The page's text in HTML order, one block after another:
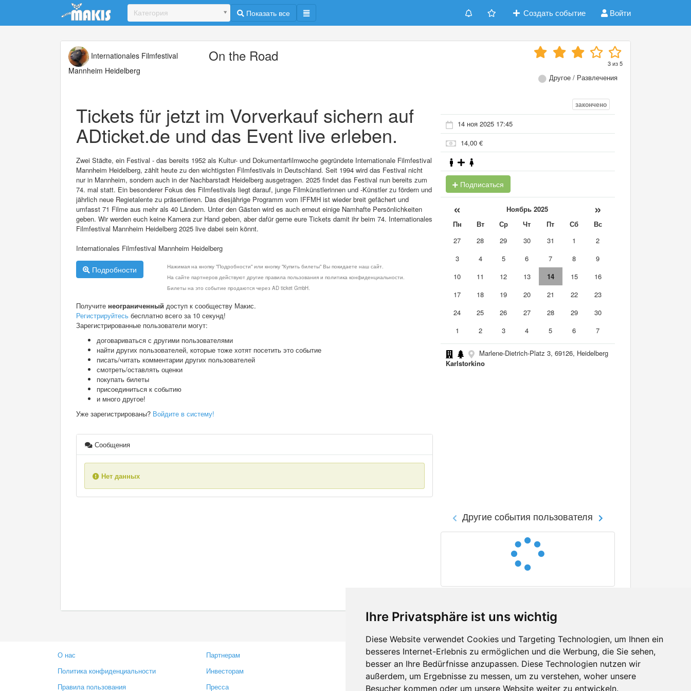
Ihre Privatsphäre ist uns wichtig
Diese Website verwendet Cookies und Targeting Technologien, um Ihnen ein
besseres Internet-Erlebnis zu ermöglichen und die Werbung, die Sie sehen,
besser an Ihre Bedürfnisse anzupassen. Diese Technologien nutzen wir
außerdem, um Ergebnisse zu messen, um zu verstehen, woher unsere
Besucher kommen oder um unsere Website weiter zu entwickeln.
Update cookies preferences
Категория Показать все Создать событие Войти
Internationales Filmfestival
Mannheim Heidelberg
On the Road 3из5
Другое / Развлечения
Tickets für jetzt im Vorverkauf sichern auf
ADticket.de und das Event live erleben.
Zwei Städte, ein Festival - das bereits 1952 als Kultur- und Dokumentarfilmwoche gegründete Internationale Filmfestival
Mannheim Heidelberg, zählt heute zu den wichtigsten Filmfestivals in Deutschland. Seit 1994 wird das Festival nicht
nur in Mannheim, sondern auch in der Nachbarstadt Heidelberg ausgetragen. 2025 findet das Festival nun bereits zum
74. mal statt. Ein besonderer Fokus des Filmfestivals liegt darauf, junge Filmkünstlerinnen und -Künstler zu fördern und
jährlich neue Regietalente zu präsentieren. Das diesjährige Programm vom IFFMH ist wieder breit gefächert und
umfasst 71 Filme aus mehr als 40 Ländern. Unter den Gästen wird es auch erneut einige Namhafte Persönlichkeiten
geben. Wir werden euch keine Kamera zur Hand geben, aber dafür gerne eure Tickets damit ihr beim 74. Internationales
Filmfestival Mannheim Heidelberg 2025 live dabei sein könnt.
Internationales Filmfestival Mannheim Heidelberg
Подробности
Нажимая на кнопку "Подробности" или кнопку "Купить билеты" Вы покидаете наш сайт.
На сайте партнеров действуют другие правила пользования и политика конфиденциальности.
Билеты на это событие продаются через AD ticket GmbH.
Получите неограниченный доступ к сообществу Макис.
Регистрируйтесь бесплатно всего за 10 секунд!
Зарегистрированные пользователи могут:
договариваться с другими пользователями
найти других пользователей, которые тоже хотят посетить это событие
писать/читать комментарии других пользователей
смотреть/оставлять оценки
покупать билеты
присоединиться к событию
и много другое!
Уже зарегистрированы? Войдите в систему!
Сообщения
Нет данных
закончено
14 ноя 2025 17:45
14,00 €
Подписаться
« Ноябрь 2025 »
Пн Вт Ср Чт Пт Сб
Вс
27
28 29 30 31 1
2
3
4 5 6 7 8
9
10
11 12 13 14 15
16
17
18 19 20 21 22
23
24
25 26 27 28 29
30
1
2 3 4 5 6 7
Marlene-Dietrich-Platz 3, 69126, Heidelberg
Karlstorkino
Другие события пользователя
О нас
Политика конфиденциальности
Правила пользования
Партнерам
Инвесторам
Пресса
Контакты
Оставить отзыв
Сообщить об ошибке
Facebook
Twitter
YouTube